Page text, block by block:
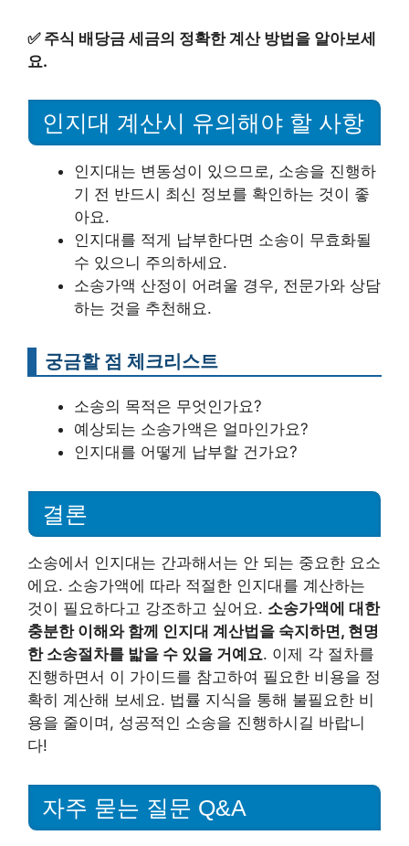
✅ 주식 배당금 세금의 정확한 계산 방법을 알아보세
요.
인지대 계산시 유의해야 할 사항
인지대는 변동성이 있으므로, 소송을 진행하
기 전 반드시 최신 정보를 확인하는 것이 좋
아요.
인지대를 적게 납부한다면 소송이 무효화될
수 있으니 주의하세요.
소송가액 산정이 어려울 경우, 전문가와 상담
하는 것을 추천해요.
궁금할 점 체크리스트
소송의 목적은 무엇인가요?
예상되는 소송가액은 얼마인가요?
인지대를 어떻게 납부할 건가요?
결론
소송에서 인지대는 간과해서는 안 되는 중요한 요소
에요. 소송가액에 따라 적절한 인지대를 계산하는
것이 필요하다고 강조하고 싶어요. 소송가액에 대한
충분한 이해와 함께 인지대 계산법을 숙지하면, 현명
한 소송절차를 밟을 수 있을 거예요. 이제 각 절차를
진행하면서 이 가이드를 참고하여 필요한 비용을 정
확히 계산해 보세요. 법률 지식을 통해 불필요한 비
용을 줄이며, 성공적인 소송을 진행하시길 바랍니
다!
자주 묻는 질문 Q&A